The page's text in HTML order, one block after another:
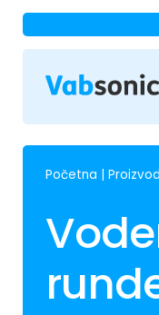
Početna